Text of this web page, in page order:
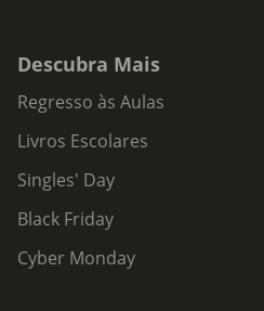
Descubra Mais
Regresso às Aulas
Livros Escolares
Singles' Day
Black Friday
Cyber Monday